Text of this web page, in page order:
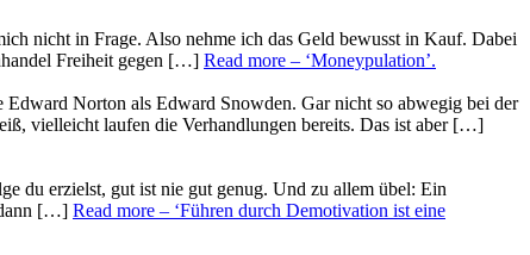
nicht in Frage. Also nehme ich das Geld bewusst in Kauf. Dabei
Freiheit gegen […] Read more – ‘Moneypulation’.
Norton als Edward Snowden. Gar nicht so abwegig bei der
vielleicht laufen die Verhandlungen bereits. Das ist aber […]
du erzielst, gut ist nie gut genug. Und zu allem übel: Ein
dann […] Read more – ‘Führen durch Demotivation ist eine